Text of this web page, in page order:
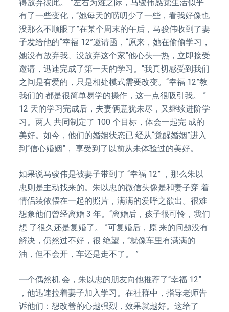
得放弃彼此。 ”左右为难之际，马骏伟感觉生活似乎
有了一些变化，“她每天的唠叨少了一些，看我好像也
没那么不顺眼了”在某个周末的午后，马骏伟收到了妻
子发给他的“幸福 12”邀请函，“原来，她在偷偷学习，
她没有放弃我、没放弃这个家”他心头一热，立即接受
邀请，迅速完成了第一天的学习。“我真切感受到我们
之间是有爱的，只是相处模式需要改变。“幸福 12”教
我们的 都是很简单易学的操作，这一点很吸引我。 ”
12 天的学习完成后，夫妻俩意犹未尽，又继续进阶学
习。两人 共同制定了 100 个目标，体会一起完 成的
美好。如今，他们的婚姻状态已 经从“觉醒婚姻”进入
到“信心婚姻”， 享受到了以前从未体验过的美好。
如果说马骏伟是被妻子带到了 “幸福 12” ，那么朱以
忠则是主动找来的。朱以忠的微信头像是和妻子穿 着
情侣装依偎在一起的照片，满满的爱呼之欲出。很难
想象他们曾经离婚 3 年。“离婚后，孩子很可怜，我们
想 了很久还是复婚了。 ”可复婚后，原 来的问题没有
解决，仍然过不好，很 绝望，“就像车里有满满的
油，但不会开，车还是走不了。 ”
一个偶然机 会，朱以忠的朋友向他推荐了“幸福 12”
，他迅速拉着妻子加入学习。在社群中，指导老师告
诉他们：想改善的心越强烈，效果就越好。这给了